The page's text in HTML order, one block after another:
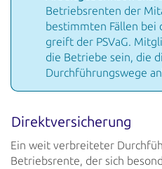
Betriebsrenten der
bestimmten Fällen bei
greift der PSVaG.
die Betriebe sein, die
Durchführungswege
Direktversicherung
Ein weit verbreiteter
Betriebsrente, der sich